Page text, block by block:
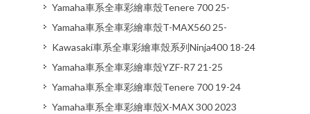
Yamaha車系全車彩繪車殼Tenere 700 25-
Yamaha車系全車彩繪車殼T-MAX560 25-
Kawasaki車系全車彩繪車殼系列Ninja400 18-24
Yamaha車系全車彩繪車殼YZF-R7 21-25
Yamaha車系全車彩繪車殼Tenere 700 19-24
Yamaha車系全車彩繪車殼X-MAX 300 2023